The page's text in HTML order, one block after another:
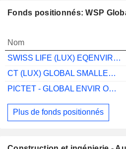
Fonds positionnés: WSP
Nom
SWISS LIFE (LUX) EQENVIR&BIDVRSTYIMPGCHF
CT (LUX) GLOBAL SMALLER COMS EQ A ACCUSD
PICTET - GLOBAL ENVIR OPPS R EUR
Plus de fonds positionnés